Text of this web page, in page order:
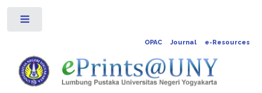
OPAC Journal e-Resources